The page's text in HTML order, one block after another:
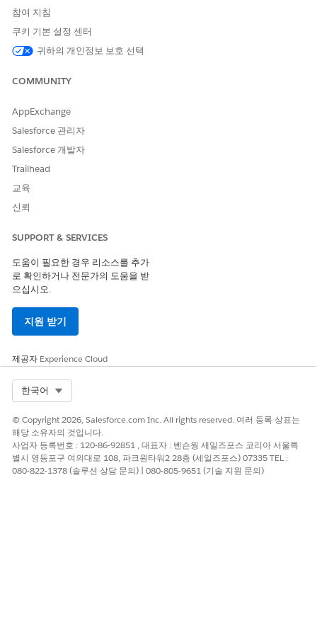
참여 지침
쿠키 기본 설정 센터
귀하의 개인정보 보호 선택
COMMUNITY
AppExchange
Salesforce 관리자
Salesforce 개발자
Trailhead
교육
신뢰
SUPPORT & SERVICES
도움이 필요한 경우 리소스를 추가
로 확인하거나 전문가의 도움을 받
으십시오.
지원 받기
제공자 Experience Cloud
한국어
© Copyright 2026, Salesforce.com Inc. All rights reserved. 여러 등록 상표는
해당 소유자의 것입니다.
사업자 등록번호 : 120-86-92851 , 대표자 : 벤슨웡 세일즈포스 코리아 서울특
별시 영등포구 여의대로 108, 파크원타워2 28층 (세일즈포스) 07335 TEL :
080-822-1378 (솔루션 상담 문의) | 080-805-9651 (기술 지원 문의)